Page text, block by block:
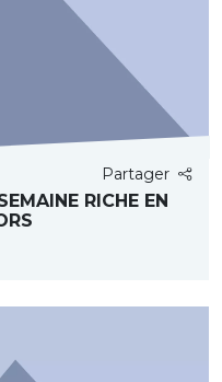
Partager
RICHE EN